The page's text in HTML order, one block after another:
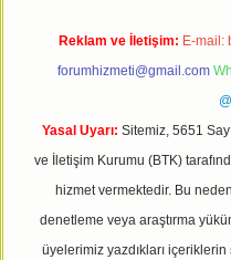
Reklam ve İletişim: E-mail:
forumhizmeti@gmail.com
Yasal Uyarı: Sitemiz, 5651
ve İletişim Kurumu (BTK)
hizmet vermektedir. Bu
denetleme veya araştırma
üyelerimiz yazdıkları